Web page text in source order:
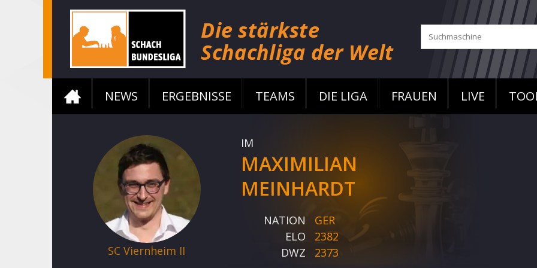
NEWS ERGEBNISSE TEAMS DIE LIGA FRAUEN LIVE
SC Viernheim II
IM
MAXIMILIAN
MEINHARDT
NATION
GER
ELO
2382
DWZ
2373